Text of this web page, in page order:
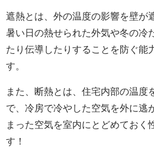
遮熱とは、外の温度の影響を壁が
暑い日の熱せられた外気や冬の冷
たり伝導したりすることを防ぐ能
す。
また、断熱とは、住宅内部の温度
で、 冷房で冷やした空気を外に逃
まった空気を室内にとどめておく
す！